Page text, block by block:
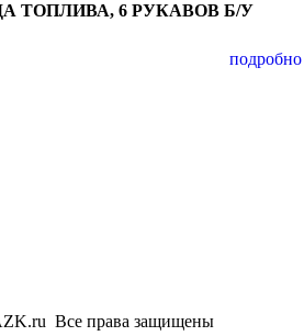
ТОПЛИВА, 6 РУКАВОВ Б/У
подробно
Все права защищены